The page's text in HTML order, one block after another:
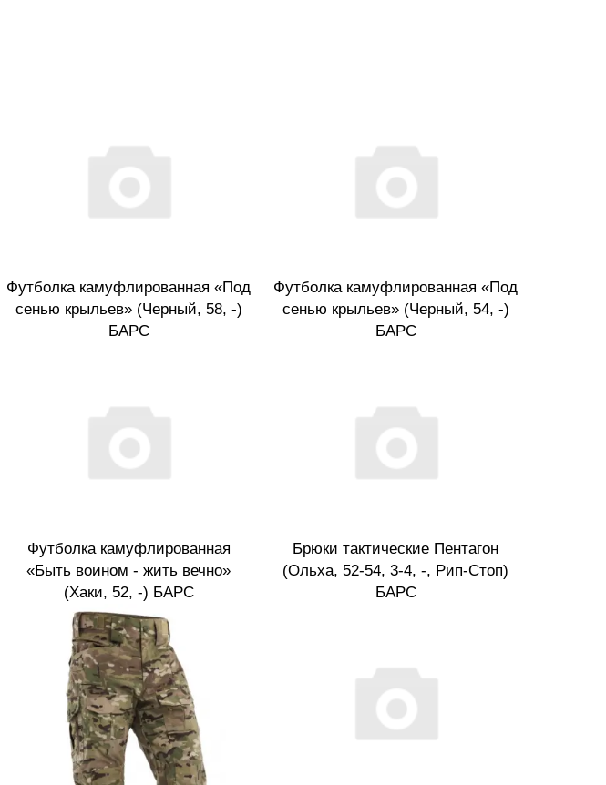
Футболка камуфлированная «Под
сенью крыльев» (Черный, 58, -)
БАРС
Футболка камуфлированная «Под
сенью крыльев» (Черный, 54, -)
БАРС
Футболка камуфлированная
«Быть воином - жить вечно»
(Хаки, 52, -) БАРС
Брюки тактические Пентагон
(Ольха, 52-54, 3-4, -, Рип-Стоп)
БАРС